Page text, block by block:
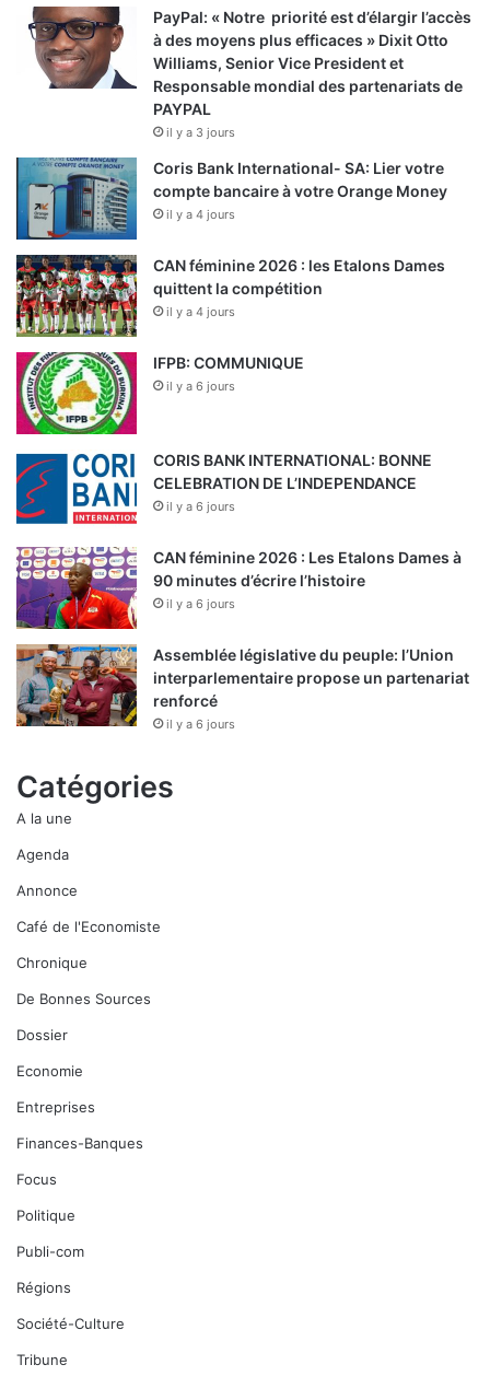
PayPal: « Notre priorité est d’élargir l’accès
à des moyens plus efficaces » Dixit Otto
Williams, Senior Vice President et
Responsable mondial des partenariats de
PAYPAL
il y a 3 jours
Coris Bank International- SA: Lier votre
compte bancaire à votre Orange Money
il y a 4 jours
CAN féminine 2026 : les Etalons Dames
quittent la compétition
il y a 4 jours
IFPB: COMMUNIQUE
il y a 6 jours
CORIS BANK INTERNATIONAL: BONNE
CELEBRATION DE L’INDEPENDANCE
il y a 6 jours
CAN féminine 2026 : Les Etalons Dames à
90 minutes d’écrire l’histoire
il y a 6 jours
Assemblée législative du peuple: l’Union
interparlementaire propose un partenariat
renforcé
il y a 6 jours
Catégories
A la une
Agenda
Annonce
Café de l'Economiste
Chronique
De Bonnes Sources
Dossier
Economie
Entreprises
Finances-Banques
Focus
Politique
Publi-com
Régions
Société-Culture
Tribune